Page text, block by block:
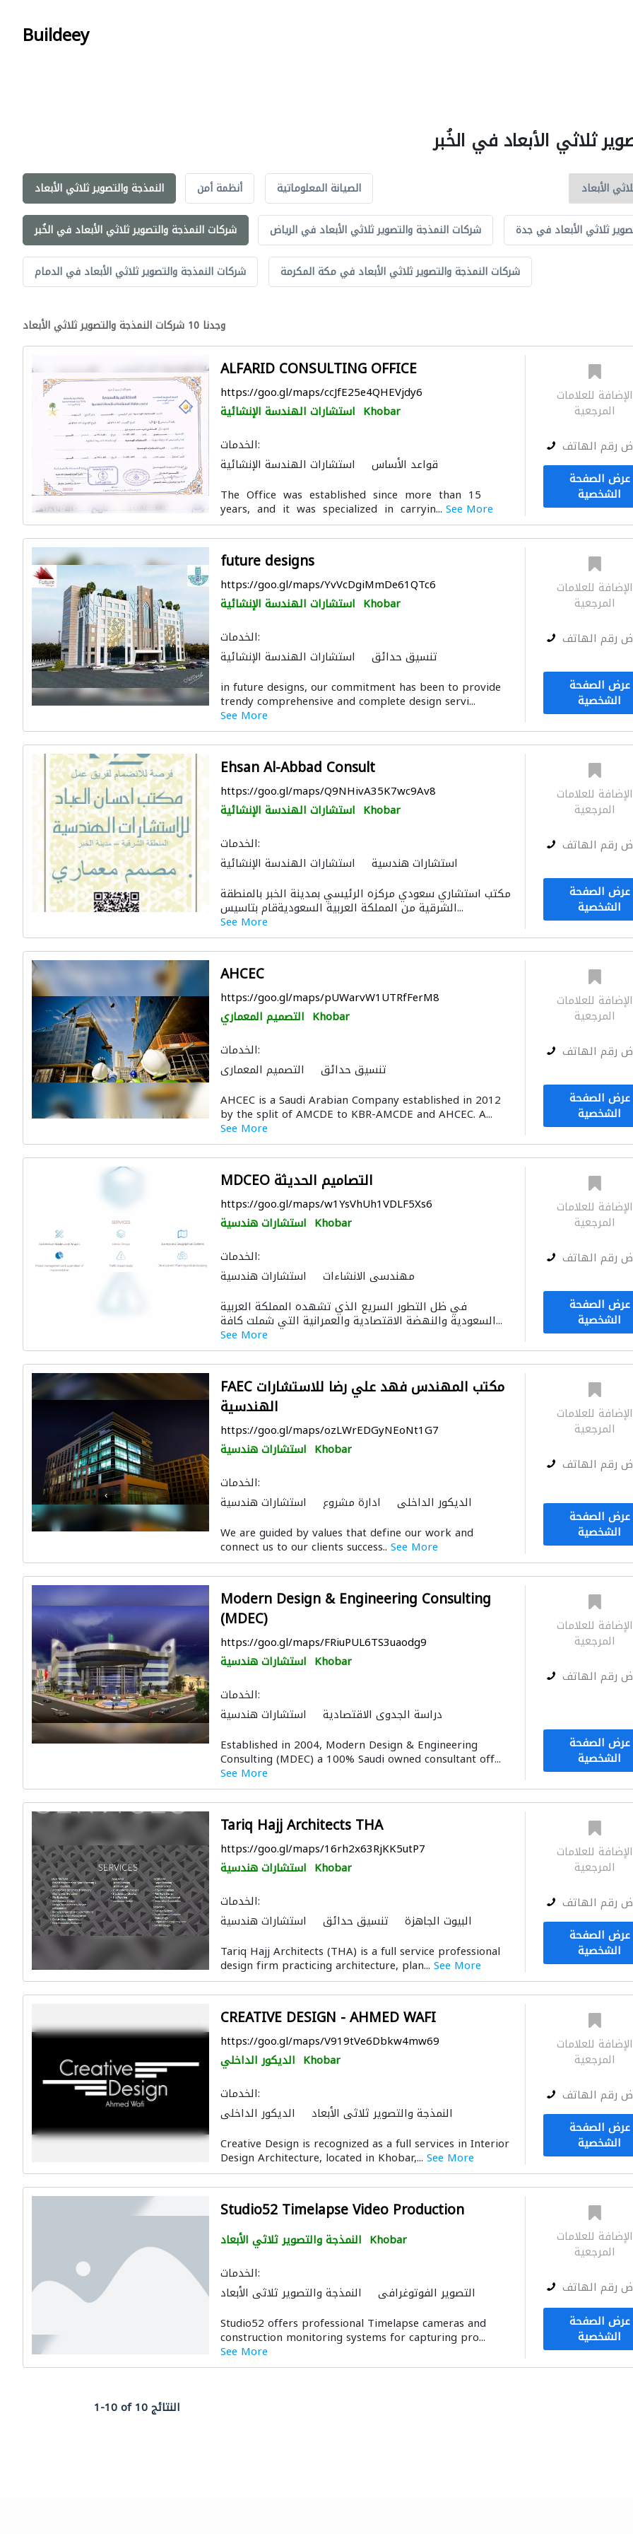
Buildeey
ثلاثي الأبعاد في الخُبر
النمذجة والتصوير ثلاثي الأبعاد أنظمة أمن الصيانة المعلوماتية
شركات النمذجة والتصوير ثلاثي الأبعاد في الخُبر شركات النمذجة والتصوير ثلاثي الأبعاد في الرياض ثلاثي الأبعاد في جدة
شركات النمذجة والتصوير ثلاثي الأبعاد في الدمام شركات النمذجة والتصوير ثلاثي الأبعاد في مكة المكرمة
وجدنا 10 شركات النمذجة والتصوير ثلاثي الأبعاد
ALFARID CONSULTING OFFICE
https://goo.gl/maps/ccJfE25e4QHEVjdy6
استشارات الهندسة الإنشائية Khobar
الخدمات:
استشارات الهندسة الإنشائية
قواعد الأساس
ادارة مشروع النمذجة والتصوير ثلاثي الأبعاد
التصميم المعماري
The Office was established since more than 15
years, and it was specialized in carryin... See More
الإضافة للعلامات
المرجعية
رقم الهاتف
عرض الصفحة
الشخصية
future designs
https://goo.gl/maps/YvVcDgiMmDe61QTc6
استشارات الهندسة الإنشائية Khobar
الخدمات:
استشارات الهندسة الإنشائية
تنسيق حدائق
النمذجة والتصوير ثلاثي الأبعاد التصميم المعماري
in future designs, our commitment has been to provide
trendy comprehensive and complete design servi...
See More
الإضافة للعلامات
المرجعية
رقم الهاتف
عرض الصفحة
الشخصية
Ehsan Al-Abbad Consult
https://goo.gl/maps/Q9NHivA35K7wc9Av8
استشارات الهندسة الإنشائية Khobar
الخدمات:
استشارات الهندسة الإنشائية
استشارات هندسية
الديكور الداخلي النمذجة والتصوير ثلاثي الأبعاد
التصميم المعماري
مكتب استشاري سعودي مركزه الرئيسي بمدينة الخبر بالمنطقة
الشرقية من المملكة العربية السعوديةقام بتاسيس...
See More
الإضافة للعلامات
المرجعية
رقم الهاتف
عرض الصفحة
الشخصية
AHCEC
https://goo.gl/maps/pUWarvW1UTRfFerM8
التصميم المعماري Khobar
الخدمات:
التصميم المعماري
تنسيق حدائق
الصيانة المعلوماتية توصيل الكابلات وتركيب الشبكات
مقاولون تسليم مفتاح مقاولون لمكافحة الحريق
الايدي العاملة
النمذجة والتصوير ثلاثي الأبعاد
AHCEC is a Saudi Arabian Company established in 2012
by the split of AMCDE to KBR-AMCDE and AHCEC. A...
See More
الإضافة للعلامات
المرجعية
رقم الهاتف
عرض الصفحة
الشخصية
MDCEO التصاميم الحديثة
https://goo.gl/maps/w1YsVhUh1VDLF5Xs6
استشارات هندسية Khobar
الخدمات:
استشارات هندسية
مهندسي الانشاءات
الأثاث والمفروشات المنزلية الأثاث المكتبي الإنارة
الديكور الداخلي النمذجة والتصوير ثلاثي الأبعاد
التصميم المعماري
في ظل التطور السريع الذي تشهده المملكة العربية
السعودية والنهضة الاقتصادية والعمرانية التي شملت كافة...
See More
الإضافة للعلامات
المرجعية
رقم الهاتف
عرض الصفحة
الشخصية
FAEC مكتب المهندس فهد علي رضا للاستشارات
الهندسية
https://goo.gl/maps/ozLWrEDGyNEoNt1G7
استشارات هندسية Khobar
الخدمات:
استشارات هندسية
ادارة مشروع الديكور الداخلي
We are guided by values that define our work and
connect us to our clients success.. See More
الإضافة للعلامات
المرجعية
رقم الهاتف
عرض الصفحة
الشخصية
Modern Design & Engineering Consulting
(MDEC)
https://goo.gl/maps/FRiuPUL6TS3uaodg9
استشارات هندسية Khobar
الخدمات:
استشارات هندسية
دراسة الجدوى الاقتصادية
الأثاث المكتبي الديكور الداخلي
النمذجة والتصوير ثلاثي الأبعاد التصميم المعماري
Established in 2004, Modern Design & Engineering
Consulting (MDEC) a 100% Saudi owned consultant off...
See More
الإضافة للعلامات
المرجعية
رقم الهاتف
عرض الصفحة
الشخصية
Tariq Hajj Architects THA
https://goo.gl/maps/16rh2x63RjKK5utP7
استشارات هندسية Khobar
الخدمات:
استشارات هندسية
تنسيق حدائق البيوت الجاهزة
الأثاث والمفروشات المنزلية الأثاث المكتبي
الديكور الداخلي النمذجة والتصوير ثلاثي الأبعاد
التصميم المعماري خدمات الطباعة
Tariq Hajj Architects (THA) is a full service professional
design firm practicing architecture, plan... See More
الإضافة للعلامات
المرجعية
رقم الهاتف
عرض الصفحة
الشخصية
CREATIVE DESIGN - AHMED WAFI
https://goo.gl/maps/V919tVe6Dbkw4mw69
الديكور الداخلي Khobar
الخدمات:
الديكور الداخلي
النمذجة والتصوير ثلاثي الأبعاد
Creative Design is recognized as a full services in Interior
Design Architecture, located in Khobar,... See More
الإضافة للعلامات
المرجعية
رقم الهاتف
عرض الصفحة
الشخصية
Studio52 Timelapse Video Production
النمذجة والتصوير ثلاثي الأبعاد Khobar
الخدمات:
النمذجة والتصوير ثلاثي الأبعاد
التصوير الفوتوغرافي
Studio52 offers professional Timelapse cameras and
construction monitoring systems for capturing pro...
See More
الإضافة للعلامات
المرجعية
رقم الهاتف
عرض الصفحة
الشخصية
1-10 of 10 النتائج